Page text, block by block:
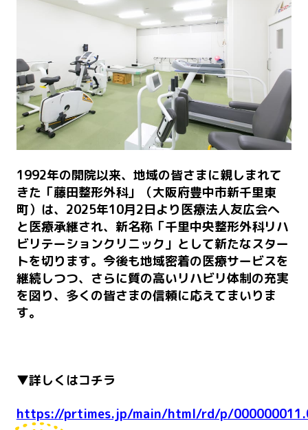
1992年の開院以来、地域の皆さまに親しまれて
きた「藤田整形外科」（大阪府豊中市新千里東
町）は、2025年10月2日より医療法人友広会へ
と医療承継され、新名称「千里中央整形外科リハ
ビリテーションクリニック」として新たなスター
トを切ります。今後も地域密着の医療サービスを
継続しつつ、さらに質の高いリハビリ体制の充実
を図り、多くの皆さまの信頼に応えてまいりま
す。
▼詳しくはコチラ
https://prtimes.jp/main/html/rd/p/